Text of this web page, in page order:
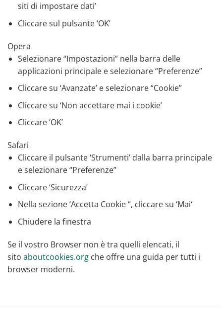
siti di impostare dati’
Cliccare sul pulsante ‘OK’
Opera
Selezionare “Impostazioni” nella barra delle
applicazioni principale e selezionare “Preferenze”
Cliccare su ‘Avanzate’ e selezionare “Cookie”
Cliccare su ‘Non accettare mai i cookie’
Cliccare ‘OK’
Safari
Cliccare il pulsante ‘Strumenti’ dalla barra principale
e selezionare “Preferenze”
Cliccare ‘Sicurezza’
Nella sezione ‘Accetta Cookie “, cliccare su ‘Mai‘
Chiudere la finestra
Se il vostro Browser non è tra quelli elencati, il
sito aboutcookies.org che offre una guida per tutti i
browser moderni.